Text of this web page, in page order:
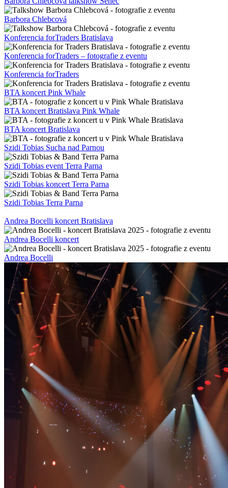
Barbora Chlebcová
Konferencia forTraders Bratislava
Konferencia forTraders – fotografie z eventu
Konferencia forTraders
BTA koncert Pink Whale
BTA koncert Bratislava Pink Whale
BTA koncert Bratislava
Szidi Tobias Sucha nad Parnou
Szidi Tobias event Terra Parna
Szidi Tobias koncert Terra Parna
Szidi Tobias Terra Parna
Andrea Bocelli koncert Bratislava
Andrea Bocelli koncert
Andrea Bocelli